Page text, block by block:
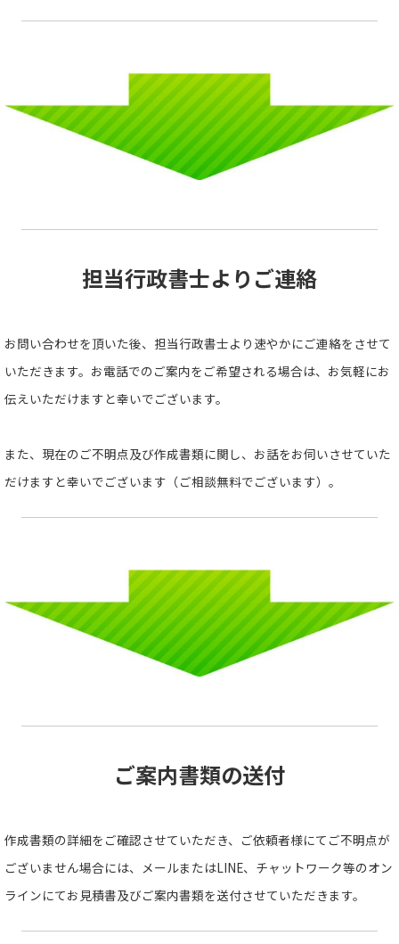
担当行政書士よりご連絡
お問い合わせを頂いた後、担当行政書士より速やかにご連絡をさせて
いただきます。お電話でのご案内をご希望される場合は、お気軽にお
伝えいただけますと幸いでございます。
また、現在のご不明点及び作成書類に関し、お話をお伺いさせていた
だけますと幸いでございます（ご相談無料でございます）。
ご案内書類の送付
作成書類の詳細をご確認させていただき、ご依頼者様にてご不明点が
ございません場合には、メールまたはLINE、チャットワーク等のオン
ラインにてお見積書及びご案内書類を送付させていただきます。